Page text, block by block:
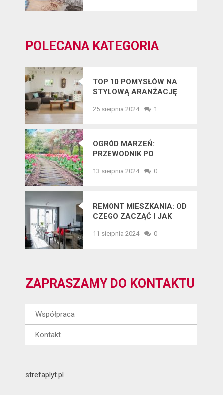
POLECANA KATEGORIA
TOP 10 POMYSŁÓW NA
STYLOWĄ ARANŻACJĘ
25 sierpnia 2024 1
OGRÓD MARZEŃ:
PRZEWODNIK PO
TRENDACH
13 sierpnia 2024 0
REMONT MIESZKANIA: OD
CZEGO ZACZĄĆ I JAK
11 sierpnia 2024 0
ZAPRASZAMY DO KONTAKTU
Współpraca
Kontakt
strefaplyt.pl